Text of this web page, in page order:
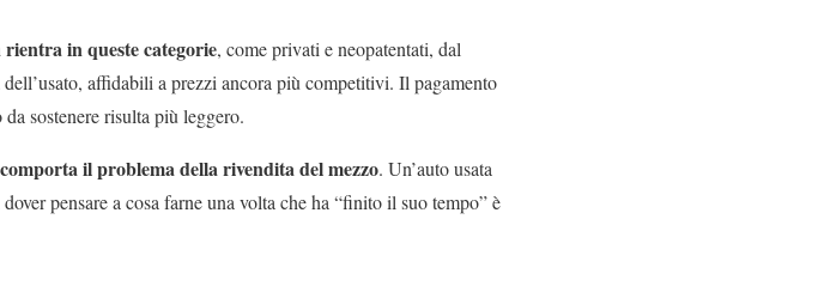
in queste categorie, come privati e neopatentati, dal
affidabili a prezzi ancora più competitivi. Il pagamento
sostenere risulta più leggero.
il problema della rivendita del mezzo. Un’auto usata
pensare a cosa farne una volta che ha “finito il suo tempo” è